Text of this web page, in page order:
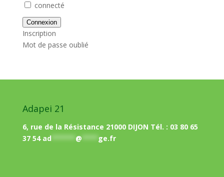
connecté
Connexion
Inscription
Mot de passe oublié
Adapei 21
6, rue de la Résistance 21000 DIJON Tél. : 03 80 65
37 54 ad****** @ **** ge.fr